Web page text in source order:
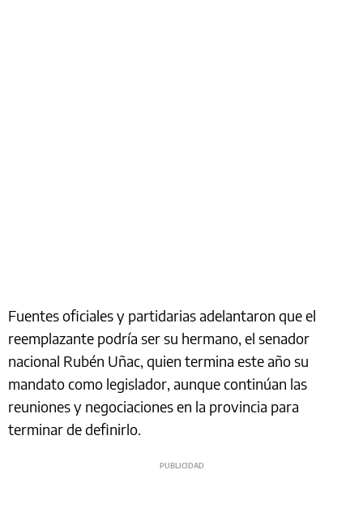
Fuentes oficiales y partidarias adelantaron que el
reemplazante podría ser su hermano, el senador
nacional Rubén Uñac, quien termina este año su
mandato como legislador, aunque continúan las
reuniones y negociaciones en la provincia para
terminar de definirlo.